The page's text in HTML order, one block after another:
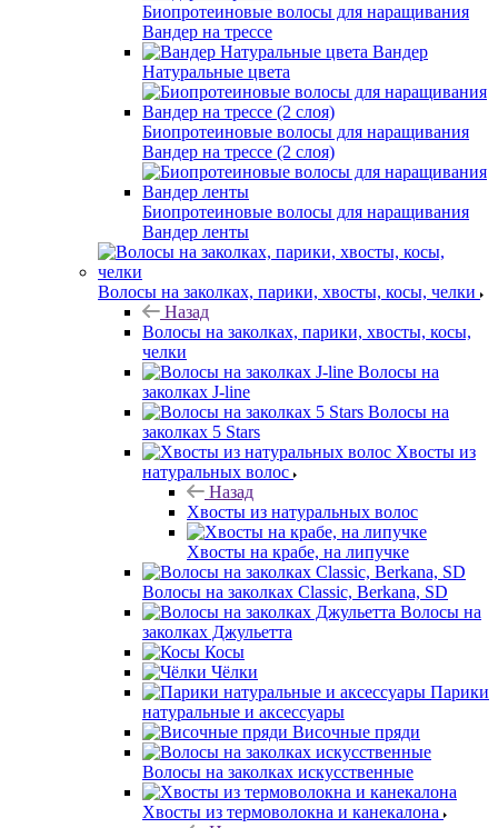
Биопротеиновые волосы для наращивания
Вандер на трессе
Вандер
Натуральные цвета
Биопротеиновые волосы для наращивания
Вандер на трессе (2 слоя)
Биопротеиновые волосы для наращивания
Вандер ленты
Волосы на заколках, парики, хвосты, косы, челки
Назад
Волосы на заколках, парики, хвосты, косы,
челки
Волосы на
заколках J-line
Волосы на
заколках 5 Stars
Хвосты из
натуральных волос
Назад
Хвосты из натуральных волос
Хвосты на крабе, на липучке
Волосы на заколках Classic, Berkana, SD
Волосы на
заколках Джульетта
Косы
Чёлки
Парики
натуральные и аксессуары
Височные пряди
Волосы на заколках искусственные
Хвосты из термоволокна и канекалона